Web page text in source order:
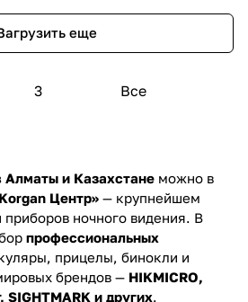
еще
3 Все
Алматы и Казахстане можно в
Центр» — крупнейшем
приборов ночного видения. В
профессиональных
прицелы, бинокли и
брендов — HIKMICRO,
SIGHTMARK и других.